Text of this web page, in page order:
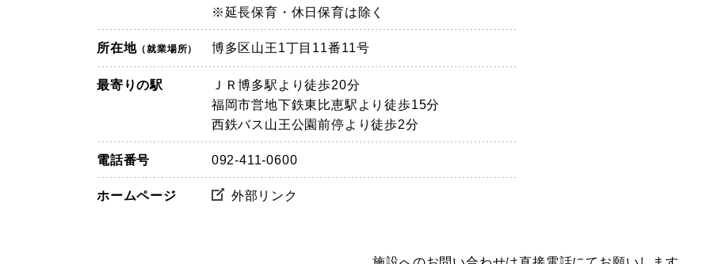
※延長保育・休日保育は除く
所在地（就業場所） 博多区山王1丁目11番11号
最寄りの駅
ＪＲ博多駅より徒歩20分
福岡市営地下鉄東比恵駅より徒歩15分
西鉄バス山王公園前停より徒歩2分
電話番号 092-411-0600
ホームページ 外部リンク